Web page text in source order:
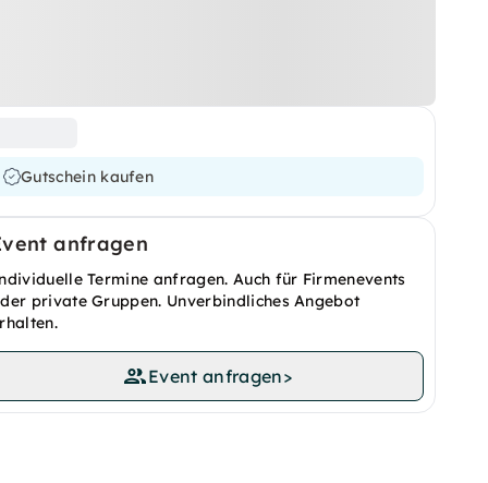
Gutschein kaufen
anfragen
Termine anfragen. Auch für Firmenevents
private Gruppen. Unverbindliches Angebot
Event anfragen>